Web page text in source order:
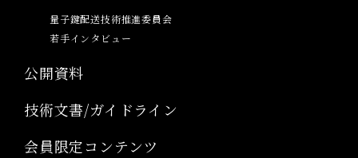
量子鍵配送技術推進委員会
若手インタビュー
公開資料
技術文書/ガイドライン
会員限定コンテンツ